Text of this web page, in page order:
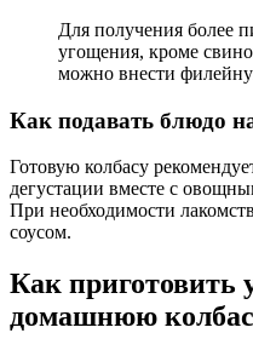
Для получения более
угощения, кроме
можно внести
Как подавать блюдо
Готовую колбасу
дегустации вместе с
При необходимости
соусом.
Как приготовить
домашнюю